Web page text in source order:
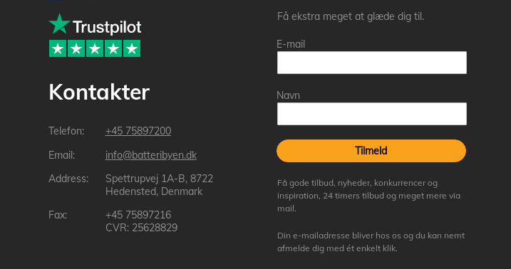
Kontakter
+45 75897200
info@batteribyen.dk
Spettrupvej 1A-B, 8722
Hedensted, Denmark
+45 75897216
CVR: 25628829
Få ekstra meget at glæde dig til.
E-mail
Navn
Tilmeld
Få gode tilbud, nyheder, konkurrencer og
inspiration, 24 timers tilbud og meget mere via
mail.
Din e-mailadresse bliver hos os og du kan nemt
afmelde dig med ét enkelt klik.